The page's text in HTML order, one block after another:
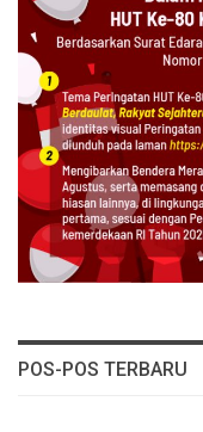
POS-POS TERBARU